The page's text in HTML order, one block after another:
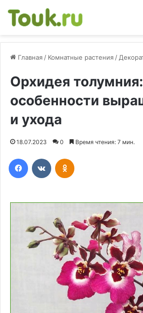
Главная / Комнатные растения /
Орхидея толумния:
особенности
и ухода
18.07.2023 0 Время чтения: 7 мин.